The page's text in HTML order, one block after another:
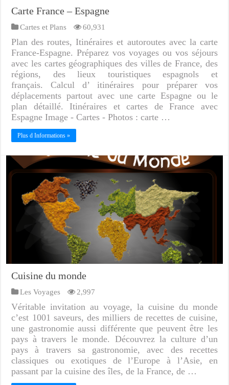
Carte France – Espagne
Cartes et Plans 60,931
Plan des routes, Itinéraires et autoroutes avec la carte
France-Espagne. Préparez vos voyages ou vos séjours
avec les cartes géographiques des villes de France, des
régions, des lieux touristiques espagnols et
français. Calcul d’ itinéraires pour préparer vos
déplacements partout avec une carte Espagne ou le
plan détaillé. Itinéraires et cartes de France avec
Espagne Image - Cartes - Photos : carte …
Plus d Informations »
Cuisine du monde
Les Voyages 2,997
Véritable invitation au voyage, la cuisine du monde
c’est 1001 saveurs, des milliers de recettes de cuisine,
une gastronomie aussi différente que peuvent être les
pays à travers le monde. Découvrez la culture d’un
pays à travers sa gastronomie, avec des recettes
classiques ou exotiques de l’Europe à l’Asie, en
passant par la cuisine des îles, de la France, de …